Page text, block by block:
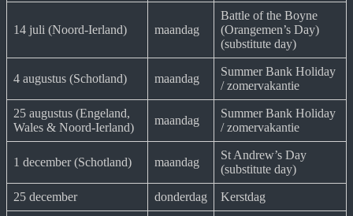
14 juli (Noord-Ierland) maandag
Battle of the Boyne
(Orangemen’s Day)
(substitute day)
4 augustus (Schotland) maandag
Summer Bank Holiday
/ zomervakantie
25 augustus (Engeland,
Wales & Noord-Ierland)
maandag
Summer Bank Holiday
/ zomervakantie
1 december (Schotland) maandag
St Andrew’s Day
(substitute day)
25 december donderdag Kerstdag